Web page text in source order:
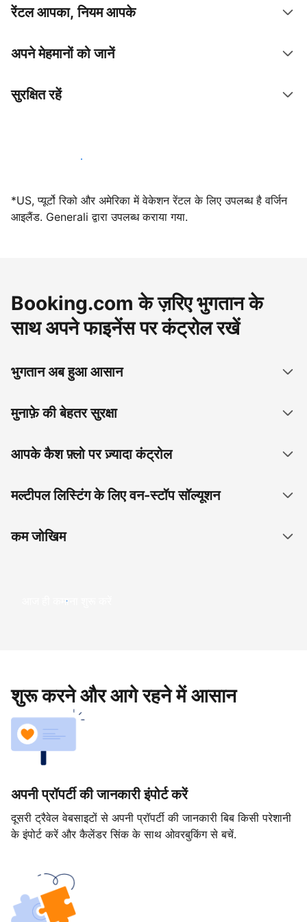
रेंटल आपका, नियम आपके
अपने मेहमानों को जानें
सुरक्षित रहें
आज ही हमारे साथ मेजबानी करें
*US, प्यूर्टो रिको और अमेरिका में वेकेशन रेंटल के लिए उपलब्ध है वर्जिन
आइलैंड. Generali द्वारा उपलब्ध कराया गया.
Booking.com के ज़रिए भुगतान के
साथ अपने फाइनेंस पर कंट्रोल रखें
भुगतान अब हुआ आसान
मुनाफ़े की बेहतर सुरक्षा
आपके कैश फ़्लो पर ज़्यादा कंट्रोल
मल्टीपल लिस्टिंग के लिए वन-स्टॉप सॉल्यूशन
कम जोखिम
आज ही कमाना शुरू करें
शुरू करने और आगे रहने में आसान
अपनी प्रॉपर्टी की जानकारी इंपोर्ट करें
दूसरी ट्रैवेल वेबसाइटों से अपनी प्रॉपर्टी की जानकारी बिब किसी परेशानी
के इंपोर्ट करें और कैलेंडर सिंक के साथ ओवरबुकिंग से बचें.